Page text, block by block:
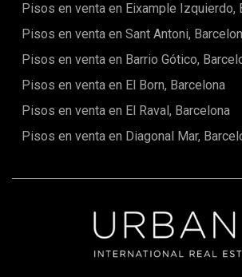
Pisos en venta en Eixample Izquierdo,
Pisos en venta en Sant Antoni,
Pisos en venta en Barrio Gótico,
Pisos en venta en El Born, Barcelona
Pisos en venta en El Raval, Barcelona
Pisos en venta en Diagonal Mar,